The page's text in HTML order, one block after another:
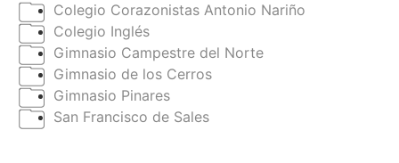
Colegio Corazonistas Antonio Nariño
Colegio Inglés
Gimnasio Campestre del Norte
Gimnasio de los Cerros
Gimnasio Pinares
San Francisco de Sales